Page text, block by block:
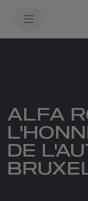
ALFA
DE